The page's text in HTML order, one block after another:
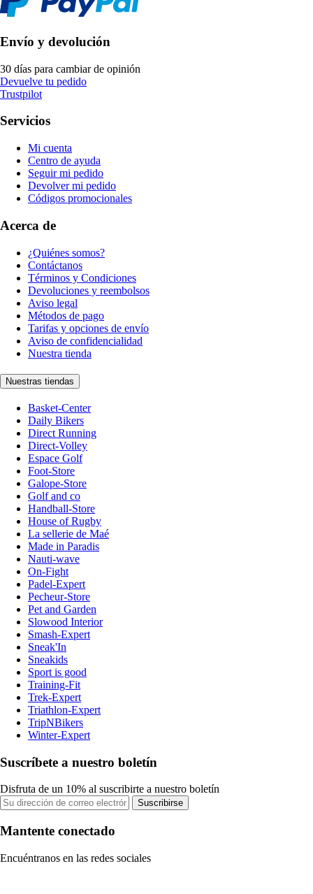
Envío y devolución
30 días para cambiar de opinión
Devuelve tu pedido
Trustpilot
Servicios
Mi cuenta
Centro de ayuda
Seguir mi pedido
Devolver mi pedido
Códigos promocionales
Acerca de
¿Quiénes somos?
Contáctanos
Términos y Condiciones
Devoluciones y reembolsos
Aviso legal
Métodos de pago
Tarifas y opciones de envío
Aviso de confidencialidad
Nuestra tienda
Nuestras tiendas
Basket-Center
Daily Bikers
Direct Running
Direct-Volley
Espace Golf
Foot-Store
Galope-Store
Golf and co
Handball-Store
House of Rugby
La sellerie de Maé
Made in Paradis
Nauti-wave
On-Fight
Padel-Expert
Pecheur-Store
Pet and Garden
Slowood Interior
Smash-Expert
Sneak'In
Sneakids
Sport is good
Training-Fit
Trek-Expert
Triathlon-Expert
TripNBikers
Winter-Expert
Suscríbete a nuestro boletín
Disfruta de un 10% al suscribirte a nuestro boletín
Suscribirse
Mantente conectado
Encuéntranos en las redes sociales